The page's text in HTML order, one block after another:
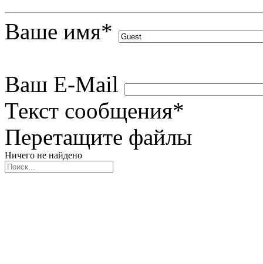
Ваше имя*
Ваш E-Mail
Текст сообщения*
Перетащите файлы
Ничего не найдено